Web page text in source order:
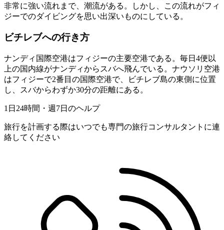
非常に強い流れまで、潮流がある。しかし、この流れがフィ
ジーでのダイビングを思い出深いものにしている。
ビチレブへの行き方
ナンディ国際空港はフィジーの主要空港である。毎日4便以
上の国内線がナンディからスバへ飛んでいる。ナウソリ空港
はフィジーで2番目の国際空港で、ビチレブ島の東側に位置
し、スバからわずか30分の距離にある。
1日24時間・週7日のヘルプ
旅行を計画する際はいつでも専門の旅行コンサルタントに連
絡してください